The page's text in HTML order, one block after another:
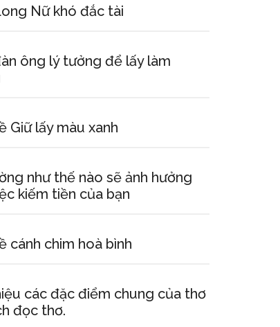
Nữ khó đắc tài
ông lý tưởng để lấy làm
Giữ lấy màu xanh
như thế nào sẽ ảnh hưởng
kiếm tiền của bạn
cánh chim hoà bình
các đặc điểm chung của thơ
đọc thơ.